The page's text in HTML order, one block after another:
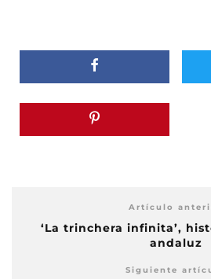
Artículo
‘La trinchera infinita’,
andaluz
Siguiente